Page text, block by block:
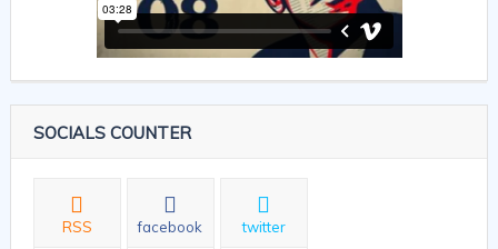
SOCIALS COUNTER
RSS facebook twitter